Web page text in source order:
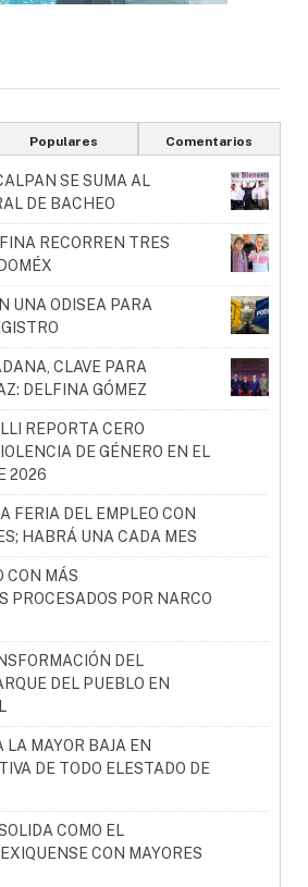
Populares Comentarios
SE SUMA AL
DE BACHEO
RECORREN TRES
UNA ODISEA PARA
CLAVE PARA
DELFINA GÓMEZ
REPORTA CERO
DE GÉNERO EN EL
2026
FERIA DEL EMPLEO CON
HABRÁ UNA CADA MES
CON MÁS
PROCESADOS POR NARCO
DEL
DEL PUEBLO EN
MAYOR BAJA EN
DE TODO ELESTADO DE
COMO EL
CON MAYORES